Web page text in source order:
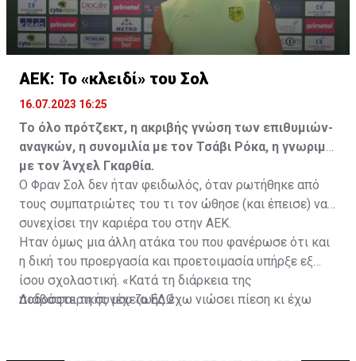
ΑΕΚ: Το «κλειδί» του Σολ
16.07.2023 16:25
Το όλο πρότζεκτ, η ακριβής γνώση των επιθυμιών-
αναγκών, η συνομιλία με τον Τσάβι Ρόκα, η γνωριμία
με τον Άνχελ Γκαρθία.
Ο Φραν Σολ δεν ήταν φειδωλός, όταν ρωτήθηκε από
τους συμπατριώτες του τι τον ώθησε (και έπεισε) να
συνεχίσει την καριέρα του στην ΑΕΚ.
Ήταν όμως μια άλλη ατάκα του που φανέρωσε ότι και
η δική του προεργασία και προετοιμασία υπήρξε εξ
ίσου σχολαστική. «Κατά τη διάρκεια της
ποδοσφαιρικής μου ζωής έχω νιώσει πίεση κι έχω
31χρονος άσος.
Διαβάστε τη συνέχειαΕΔΩ